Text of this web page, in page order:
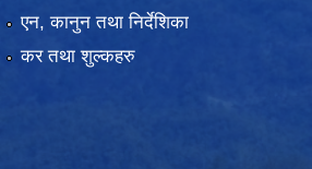
एन, कानुन तथा निर्देशिका
कर तथा शुल्कहरु